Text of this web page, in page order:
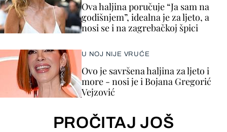
Ova haljina poručuje “Ja sam na
godišnjem”, idealna je za ljeto, a
nosi se i na zagrebačkoj špici
U NOJ NIJE VRUĆE
Ovo je savršena haljina za ljeto i
more - nosi je i Bojana Gregorić
Vejzović
PROČITAJ JOŠ